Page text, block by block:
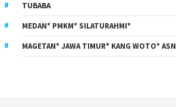
TUBABA
MEDAN* PMKM* SILATURAHMI*
MAGETAN* JAWA TIMUR* KANG WOTO* ASN